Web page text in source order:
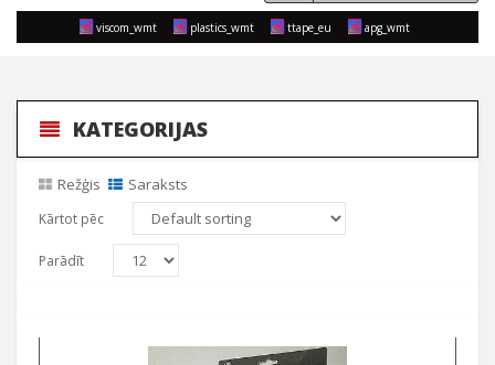
viscom_wmt plastics_wmt ttape_eu apg_wmt
KATEGORIJAS
Režģis Saraksts
Kārtot pēc
Parādīt